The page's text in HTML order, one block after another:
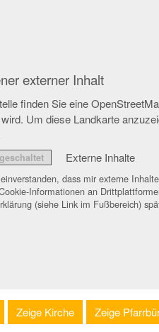
externer Inhalt
finden Sie eine
Um diese Landkarte
Externe Inhalte
dass mir externe
Informationen an
(siehe Link im Fußbereich)
Zeige Kirche Zeige